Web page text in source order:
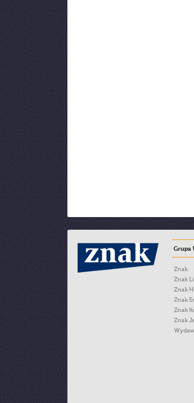
Grupa
Znak
Znak
Znak
Znak
Znak
Znak